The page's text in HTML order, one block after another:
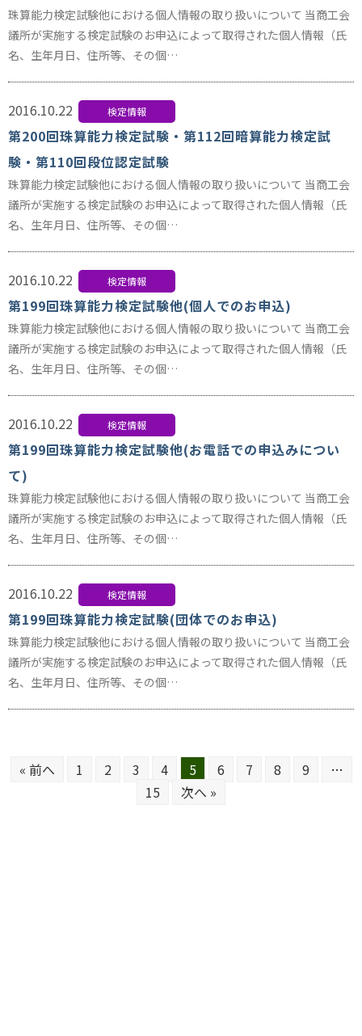
珠算能力検定試験他における個人情報の取り扱いについて 当商工会
議所が実施する検定試験のお申込によって取得された個人情報（氏
名、生年月日、住所等、その個…
2016.10.22 検定情報
第200回珠算能力検定試験・第112回暗算能力検定試
験・第110回段位認定試験
珠算能力検定試験他における個人情報の取り扱いについて 当商工会
議所が実施する検定試験のお申込によって取得された個人情報（氏
名、生年月日、住所等、その個…
2016.10.22 検定情報
第199回珠算能力検定試験他(個人でのお申込)
珠算能力検定試験他における個人情報の取り扱いについて 当商工会
議所が実施する検定試験のお申込によって取得された個人情報（氏
名、生年月日、住所等、その個…
2016.10.22 検定情報
第199回珠算能力検定試験他(お電話での申込みについ
て)
珠算能力検定試験他における個人情報の取り扱いについて 当商工会
議所が実施する検定試験のお申込によって取得された個人情報（氏
名、生年月日、住所等、その個…
2016.10.22 検定情報
第199回珠算能力検定試験(団体でのお申込)
珠算能力検定試験他における個人情報の取り扱いについて 当商工会
議所が実施する検定試験のお申込によって取得された個人情報（氏
名、生年月日、住所等、その個…
« 前へ 1 2 3 4 5 6 7 8 9
…
15
次へ »